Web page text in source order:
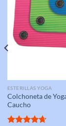
ESTERILLAS YOGA
Colchoneta de
Caucho